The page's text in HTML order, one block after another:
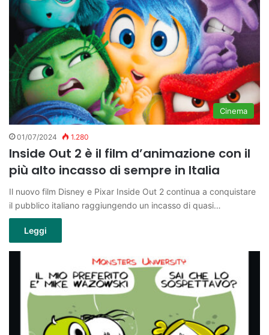
Cinema
01/07/2024 1.280
Inside Out 2 è il film d’animazione con il
più alto incasso di sempre in Italia
Il nuovo film Disney e Pixar Inside Out 2 continua a conquistare
il pubblico italiano raggiungendo un incasso di quasi…
Leggi